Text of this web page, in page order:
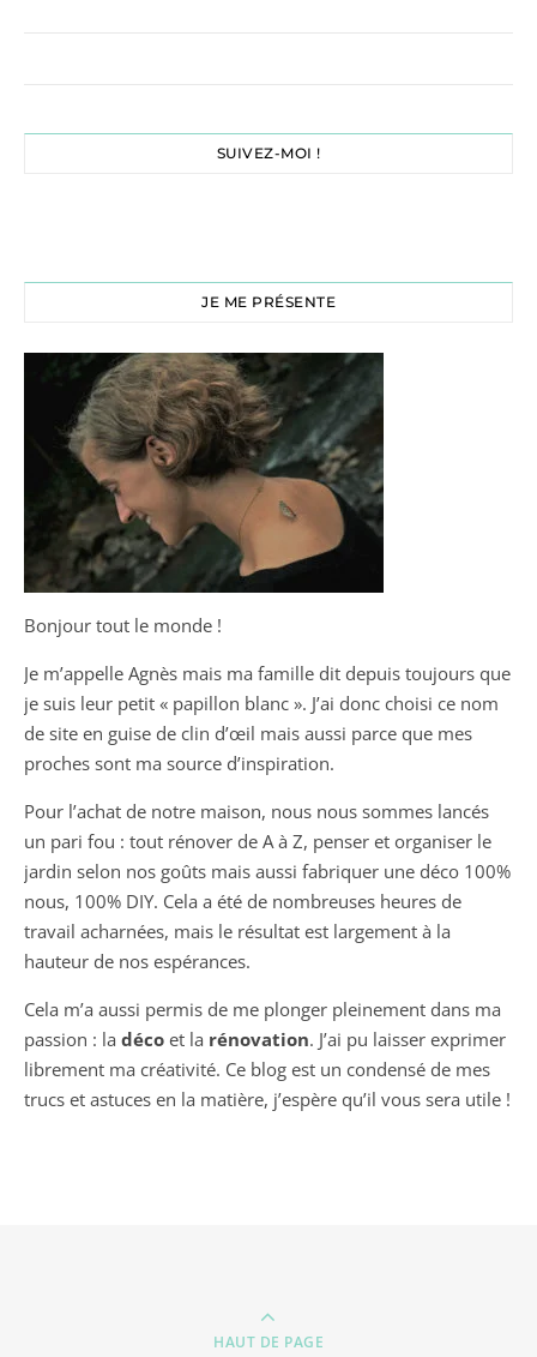
SUIVEZ-MOI !
JE ME PRÉSENTE
Bonjour tout le monde !
Je m’appelle Agnès mais ma famille dit depuis toujours que
je suis leur petit « papillon blanc ». J’ai donc choisi ce nom
de site en guise de clin d’œil mais aussi parce que mes
proches sont ma source d’inspiration.
Pour l’achat de notre maison, nous nous sommes lancés
un pari fou : tout rénover de A à Z, penser et organiser le
jardin selon nos goûts mais aussi fabriquer une déco 100%
nous, 100% DIY. Cela a été de nombreuses heures de
travail acharnées, mais le résultat est largement à la
hauteur de nos espérances.
Cela m’a aussi permis de me plonger pleinement dans ma
passion : la déco et la rénovation. J’ai pu laisser exprimer
librement ma créativité. Ce blog est un condensé de mes
trucs et astuces en la matière, j’espère qu’il vous sera utile !
HAUT DE PAGE